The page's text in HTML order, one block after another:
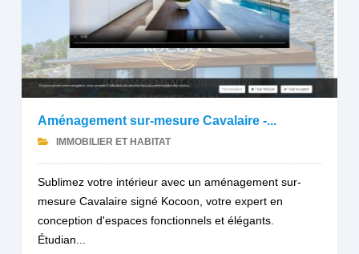
Aménagement sur-mesure Cavalaire -...
IMMOBILIER ET HABITAT
Sublimez votre intérieur avec un aménagement sur-
mesure Cavalaire signé Kocoon, votre expert en
conception d'espaces fonctionnels et élégants.
Étudian...